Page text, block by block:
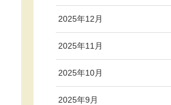
2025年12月
2025年11月
2025年10月
2025年9月